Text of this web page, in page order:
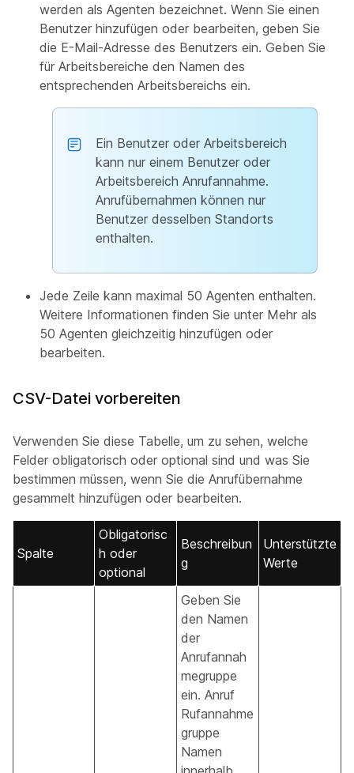
werden als Agenten bezeichnet. Wenn Sie einen
Benutzer hinzufügen oder bearbeiten, geben Sie
die E-Mail-Adresse des Benutzers ein. Geben Sie
für Arbeitsbereiche den Namen des
entsprechenden Arbeitsbereichs ein.
Ein Benutzer oder Arbeitsbereich
kann nur einem Benutzer oder
Arbeitsbereich Anrufannahme.
Anrufübernahmen können nur
Benutzer desselben Standorts
enthalten.
Jede Zeile kann maximal 50 Agenten enthalten.
Weitere Informationen finden Sie unter Mehr als
50 Agenten gleichzeitig hinzufügen oder
bearbeiten.
CSV-Datei vorbereiten
Verwenden Sie diese Tabelle, um zu sehen, welche
Felder obligatorisch oder optional sind und was Sie
bestimmen müssen, wenn Sie die Anrufübernahme
gesammelt hinzufügen oder bearbeiten.
Spalte
Obligatorisc
h oder
optional
Beschreibun
g
Unterstützte
Werte
Geben Sie
den Namen
der
Anrufannah
megruppe
ein. Anruf
Rufannahme
gruppe
Namen